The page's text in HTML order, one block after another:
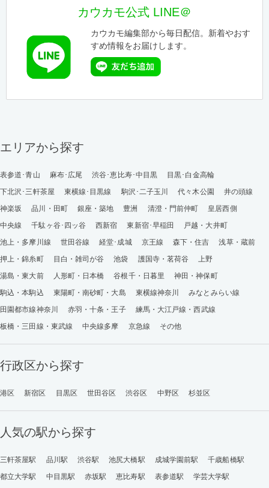
カウカモ公式 LINE＠
カウカモ編集部から毎日配信。新着やおす
すめ情報をお届けします。
エリアから探す
表参道･青山 麻布･広尾 渋谷･恵比寿･中目黒
目黒･白金高輪
下北沢･三軒茶屋
東横線･目黒線 駒沢･二子玉川 代々木公園
井の頭線
神楽坂
品川・田町 銀座・築地 豊洲 清澄・門前仲町
皇居西側
中央線
千駄ヶ谷･四ッ谷 西新宿 東新宿･早稲田
戸越・大井町
池上・多摩川線
世田谷線 経堂･成城 京王線 森下・住吉
浅草・蔵前
押上・錦糸町
目白・雑司が谷 池袋 護国寺・茗荷谷
上野
湯島・東大前
人形町・日本橋 谷根千・日暮里
神田・神保町
駒込・本駒込
東陽町・南砂町・大島 東横線神奈川
みなとみらい線
田園都市線神奈川
赤羽・十条・王子
練馬・大江戸線・西武線
板橋・三田線・東武線
中央線多摩 京急線 その他
行政区から探す
港区 新宿区 目黒区 世田谷区 渋谷区 中野区 杉並区
人気の駅から探す
三軒茶屋駅 品川駅 渋谷駅 池尻大橋駅 成城学園前駅
千歳船橋駅
都立大学駅
中目黒駅 赤坂駅 恵比寿駅 表参道駅
学芸大学駅